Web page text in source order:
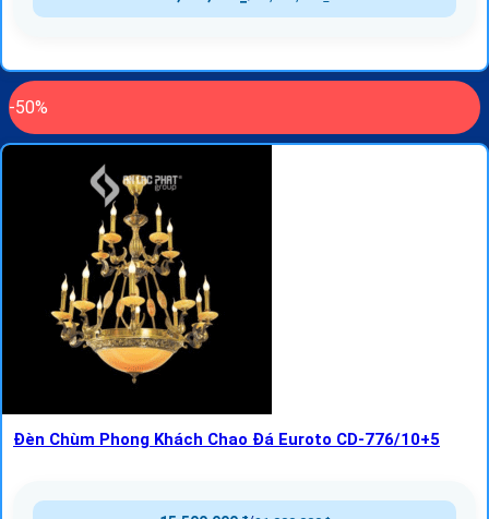
-50%
Đèn Chùm Phong Khách Chao Đá Euroto CD-776/10+5